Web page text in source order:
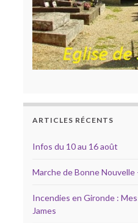
ARTICLES RÉCENTS
Infos du 10 au 16 août
Marche de Bonne Nouvelle
Incendies en Gironde :
James